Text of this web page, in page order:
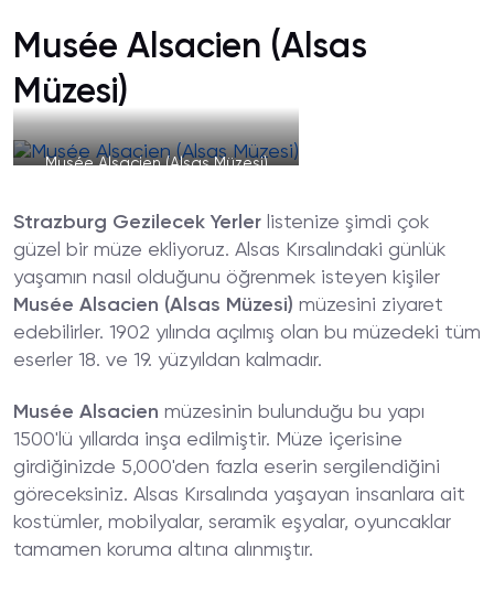
Musée Alsacien (Alsas
Müzesi)
Musée Alsacien (Alsas Müzesi)
Strazburg Gezilecek Yerler listenize şimdi çok
güzel bir müze ekliyoruz. Alsas Kırsalındaki günlük
yaşamın nasıl olduğunu öğrenmek isteyen kişiler
Musée Alsacien (Alsas Müzesi) müzesini ziyaret
edebilirler. 1902 yılında açılmış olan bu müzedeki tüm
eserler 18. ve 19. yüzyıldan kalmadır.
Musée Alsacien müzesinin bulunduğu bu yapı
1500'lü yıllarda inşa edilmiştir. Müze içerisine
girdiğinizde 5,000'den fazla eserin sergilendiğini
göreceksiniz. Alsas Kırsalında yaşayan insanlara ait
kostümler, mobilyalar, seramik eşyalar, oyuncaklar
tamamen koruma altına alınmıştır.